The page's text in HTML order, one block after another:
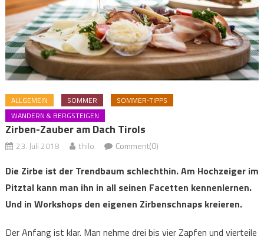
ALLGEMEIN SOMMER
SOMMER-TIPPS
WANDERN & BERGSTEIGEN
Zirben-Zauber am Dach Tirols
23. Juli 2018 thilo Comment(0)
Die Zirbe ist der Trendbaum schlechthin. Am Hochzeiger im
Pitztal kann man ihn in all seinen Facetten kennenlernen.
Und in Workshops den eigenen Zirbenschnaps kreieren.
Der Anfang ist klar. Man nehme drei bis vier Zapfen und vierteile